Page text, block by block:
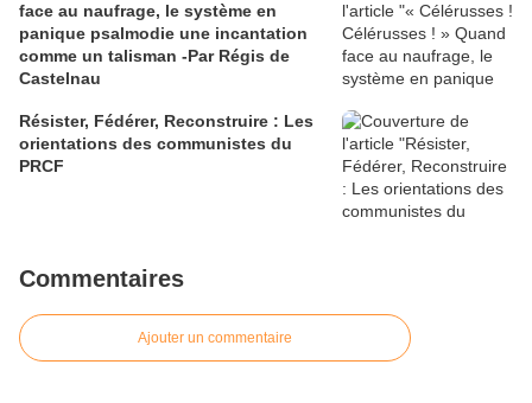
face au naufrage, le système en
panique psalmodie une incantation
comme un talisman -Par Régis de
Castelnau
Résister, Fédérer, Reconstruire : Les
orientations des communistes du
PRCF
Commentaires
Ajouter un commentaire